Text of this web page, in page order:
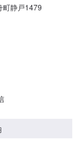
町静戸1479